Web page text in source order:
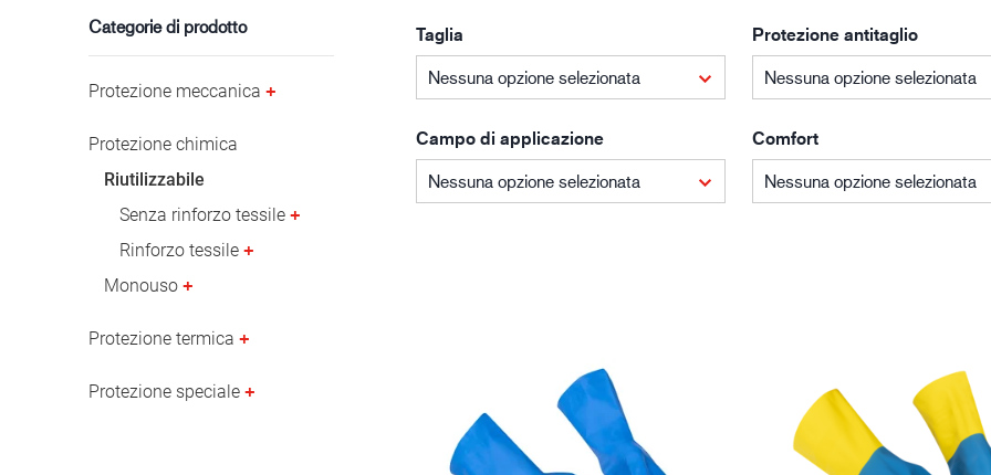
Logistica
Industria petrolifera Edilizia e costruzioni
Categorie di prodotto
Protezione meccanica
Protezione chimica
Riutilizzabile
Senza rinforzo tessile
Rinforzo tessile
Monouso
Protezione termica
Protezione speciale
Taglia
Nessuna opzione selezionata
Protezione antitaglio
Nessuna opzione selezionata
Campo di applicazione
Nessuna opzione selezionata
Comfort
Nessuna opzione selezionata